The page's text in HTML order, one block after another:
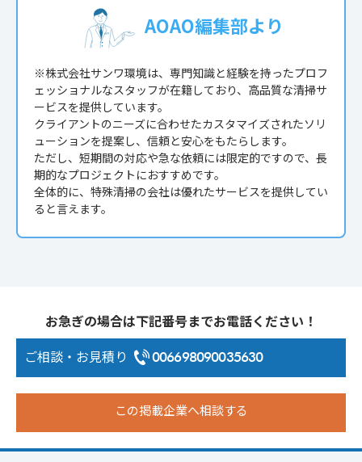
AOAO編集部より
※株式会社サンワ環境は、専門知識と経験を持ったプロフ
ェッショナルなスタッフが在籍しており、高品質な清掃サ
ービスを提供しています。
クライアントのニーズに合わせたカスタマイズされたソリ
ューションを提案し、信頼と安心をもたらします。
ただし、短期間の対応や急な依頼には限定的ですので、長
期的なプロジェクトにおすすめです。
全体的に、特殊清掃の会社は優れたサービスを提供してい
ると言えます。
お急ぎの場合は下記番号までお電話ください！
ご相談・お見積り
006698090035630
この掲載企業へ相談する